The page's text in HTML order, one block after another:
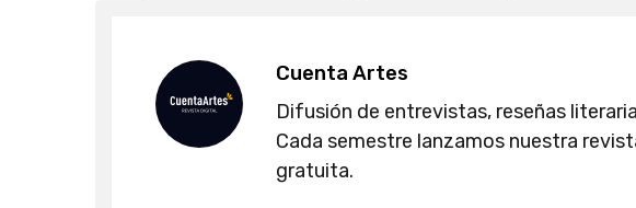
Cuenta Artes
Difusión de entrevistas, reseñas
Cada semestre lanzamos nuestra
gratuita.